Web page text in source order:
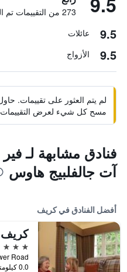
273 من التقييمات تم التحقق منها
9.5 عائلات
9.5 الأزواج
لم يتم العثور على تقييمات.
مسح كل شيء لعرض
فنادق مشابهة لـ
آت جالفلبيج هاوس
أفضل الفنادق في كريف
كريف
4 نجوم
0.0 كيلومتر عن وسط المدينة